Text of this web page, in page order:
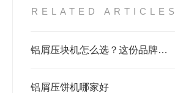
RELATED ARTICLES
铝屑压块机怎么选？这份品牌选购指南请收好
铝屑压饼机哪家好